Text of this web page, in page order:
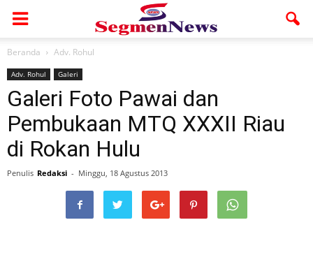
Beranda Adv. Rohul
Adv. Rohul Galeri
Galeri Foto Pawai dan
Pembukaan MTQ XXXII Riau
di Rokan Hulu
Penulis Redaksi - Minggu, 18 Agustus 2013